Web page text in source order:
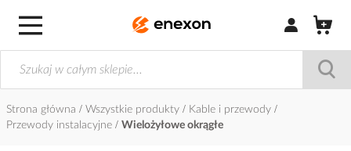
Zaloguj się /
Strona główna Wszystkie produkty
Kable i przewody
Przewody instalacyjne
Wielożyłowe okrągłe